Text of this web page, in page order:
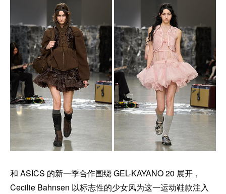
和 ASICS 的新一季合作围绕 GEL-KAYANO 20 展开，
Cecilie Bahnsen 以标志性的少女风为这一运动鞋款注入